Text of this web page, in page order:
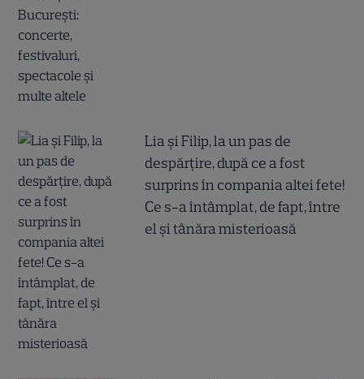
Lia și Filip, la un pas de
despărțire, după ce a fost
surprins în compania altei fete!
Ce s-a întâmplat, de fapt, între
el și tânăra misterioasă